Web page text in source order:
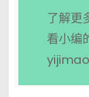
了解更
看小编